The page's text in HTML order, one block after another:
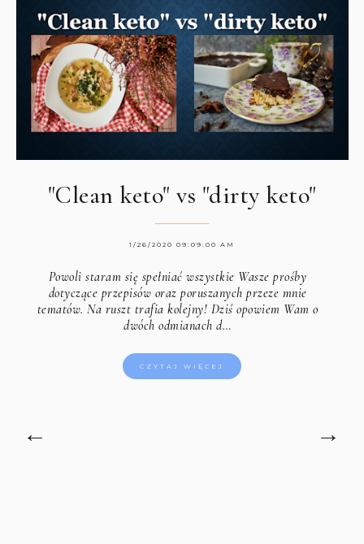
"Clean keto" vs "dirty keto"
1/26/2020 09:09:00 AM
Powoli staram się spełniać wszystkie Wasze prośby
dotyczące przepisów oraz poruszanych przeze mnie
tematów. Na ruszt trafia kolejny! Dziś opowiem Wam o
dwóch odmianach d…
CZYTAJ WIĘCEJ
← →